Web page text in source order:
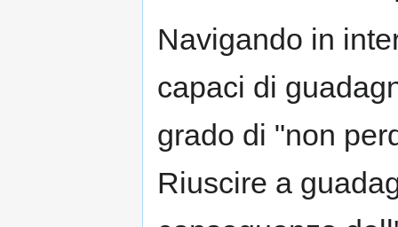
Navigando in
capaci di
grado di "non
Riuscire a